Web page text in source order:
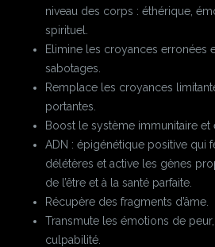
niveau des corps : éthérique,
spirituel.
Elimine les croyances erronées
sabotages.
Remplace les croyances
portantes.
Boost le système immunitaire et
ADN : épigénétique positive qui
délétères et active les gènes
de l’être et à la santé parfaite.
Récupère des fragments d’âme.
Transmute les émotions de
culpabilité.